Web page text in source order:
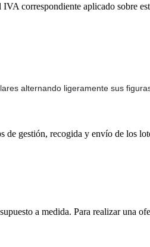
correspondiente aplicado sobre
alternando ligeramente sus
gestión, recogida y envío de los
a medida. Para realizar una